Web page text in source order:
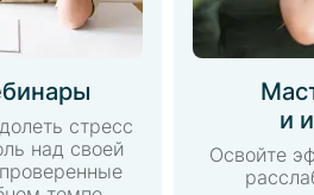
стресс
над своей
и
Освойте